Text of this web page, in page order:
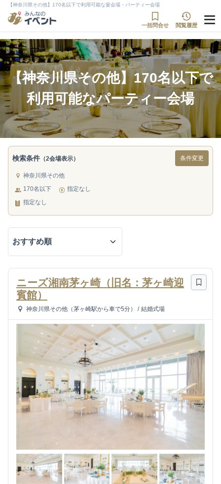
【神奈川県その他】170名以下で利用可能な宴会場・パーティー会場
一括問合せ 閲覧履歴
【神奈川県その他】170名以下で
利用可能なパーティー会場
検索条件 （2会場表示） 条件変更
神奈川県その他
170名以下
指定なし
指定なし
ニーズ湘南茅ヶ崎（旧名：茅ヶ崎迎
賓館）
神奈川県その他（茅ヶ崎駅から車で5分） / 結婚式場